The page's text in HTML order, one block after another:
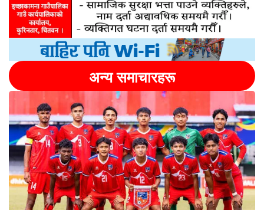
अन्य समाचारहरू